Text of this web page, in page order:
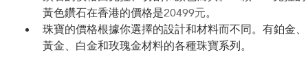
黃色鑽石在香港的價格是20499元。
珠寶的價格根據你選擇的設計和材料而不同。有鉑金、
黃金、白金和玫瑰金材料的各種珠寶系列。